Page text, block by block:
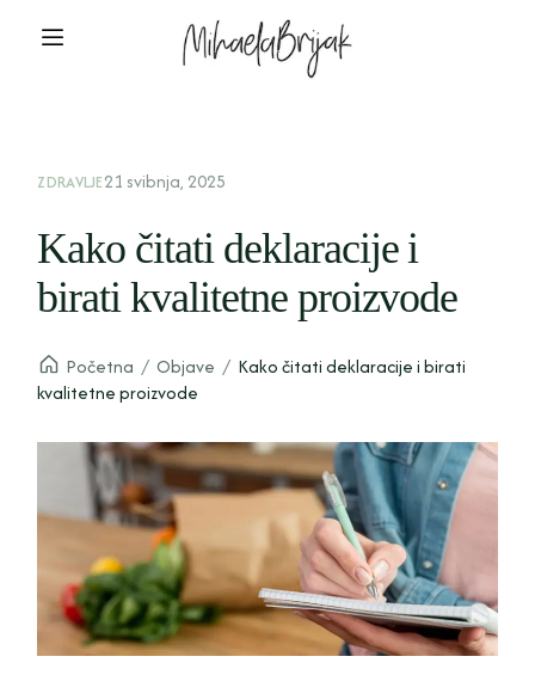
ZDRAVLJE21 svibnja, 2025
Kako čitati deklaracije i
birati kvalitetne proizvode
Početna / Objave / Kako čitati deklaracije i birati
kvalitetne proizvode